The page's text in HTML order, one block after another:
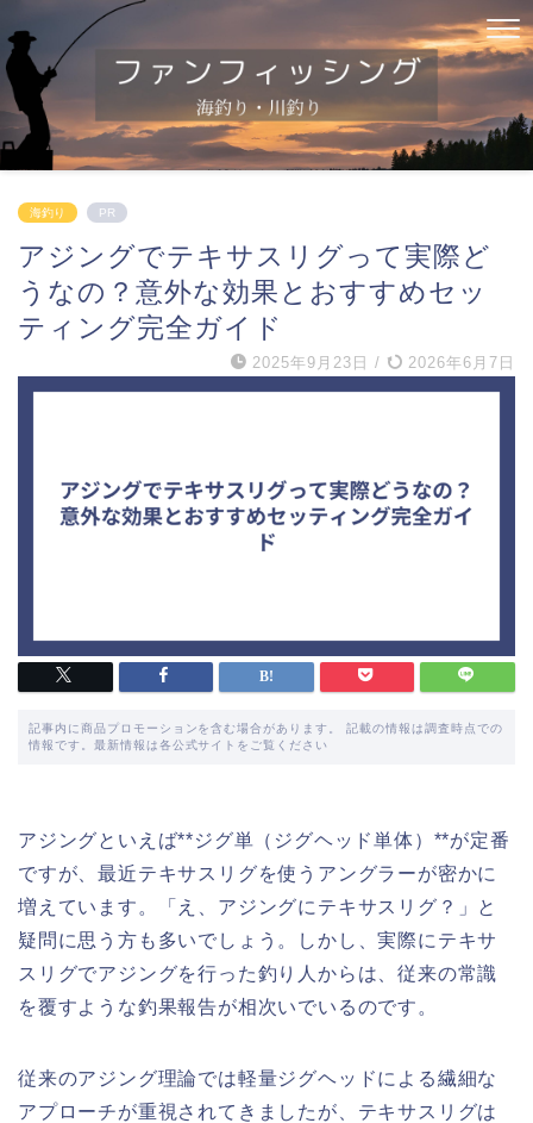
海釣り PR
アジングでテキサスリグって実際ど
うなの？意外な効果とおすすめセッ
ティング完全ガイド
2025年9月23日 / 2026年6月7日
記事内に商品プロモーションを含む場合があります。 記載の情報は調査時点での
情報です。最新情報は各公式サイトをご覧ください
アジングといえば**ジグ単（ジグヘッド単体）**が定番
ですが、最近テキサスリグを使うアングラーが密かに
増えています。「え、アジングにテキサスリグ？」と
疑問に思う方も多いでしょう。しかし、実際にテキサ
スリグでアジングを行った釣り人からは、従来の常識
を覆すような釣果報告が相次いでいるのです。
従来のアジング理論では軽量ジグヘッドによる繊細な
アプローチが重視されてきましたが、テキサスリグは